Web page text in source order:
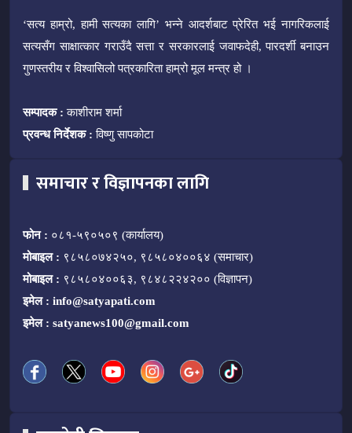
‘सत्य हाम्रो, हामी सत्यका लागि’ भन्ने आदर्शबाट प्रेरित भई नागरिकलाई
सत्यसँग साक्षात्कार गराउँदै सत्ता र सरकारलाई जवाफदेही, पारदर्शी बनाउन
गुणस्तरीय र विश्वासिलो पत्रकारिता हाम्रो मूल मन्त्र हो ।
सम्पादक : काशीराम शर्मा
प्रवन्ध निर्देशक : विष्णु सापकोटा
समाचार र विज्ञापनका लागि
फोन : ०८१-५९०५०९ (कार्यालय)
मोबाइल : ९८५८०७४२५०, ९८५८०४००६४ (समाचार)
मोबाइल : ९८५८०४००६३, ९८४८२२४२०० (विज्ञापन)
इमेल : info@satyapati.com
इमेल : satyanews100@gmail.com